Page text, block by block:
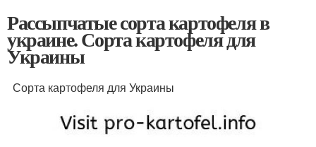
Рассыпчатые сорта картофеля в
украине. Сорта картофеля для
Украины
Сорта картофеля для Украины